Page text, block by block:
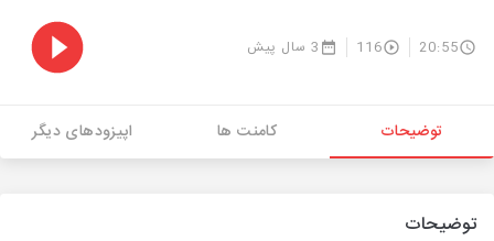
20:55
116 3 سال پیش
توضیحات کامنت ها اپیزودهای دیگر
توضیحات